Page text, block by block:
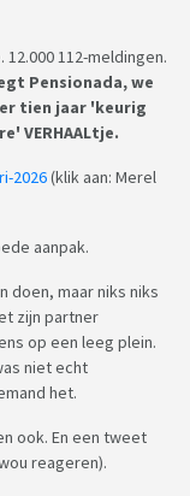
112-meldingen.
Pensionada, we
tien jaar 'keurig
VERHAALtje.
2026(klik aan: Merel
aanpak.
doen, maar niks niks
zijn partner
op een leeg plein.
niet echt
het.
ook. En een tweet
reageren).